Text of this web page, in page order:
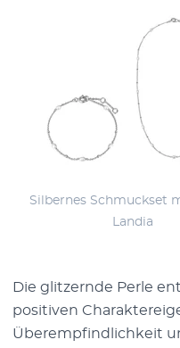
Silbernes Schmuckset
Landia
Die glitzernde Perle
positiven
Überempfindlichkeit